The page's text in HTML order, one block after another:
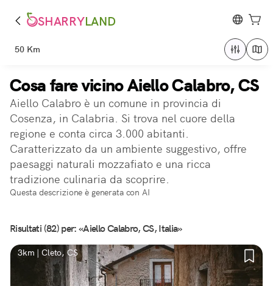
SHARRYLAND
50 Km
Cosa fare vicino Aiello Calabro, CS
Aiello Calabro è un comune in provincia di
Cosenza, in Calabria. Si trova nel cuore della
regione e conta circa 3.000 abitanti.
Caratterizzato da un ambiente suggestivo, offre
paesaggi naturali mozzafiato e una ricca
tradizione culinaria da scoprire.
Questa descrizione è generata con AI
Risultati (82) per: «Aiello Calabro, CS, Italia»
3km | Cleto, CS